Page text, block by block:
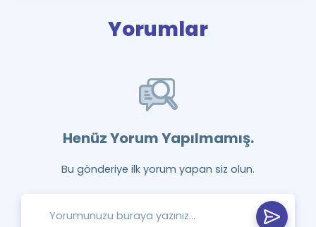
Yorumlar
Henüz Yorum Yapılmamış.
Bu gönderiye ilk yorum yapan siz olun.